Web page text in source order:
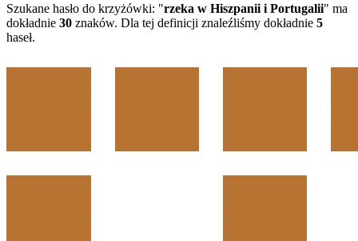
Szukane hasło do krzyżówki: "rzeka w Hiszpanii i Portugalii" ma
dokładnie 30 znaków. Dla tej definicji znaleźliśmy dokładnie 5
haseł.